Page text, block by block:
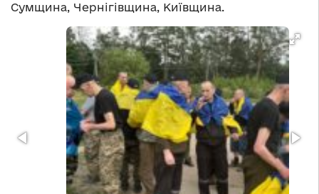
Сумщина, Чернігівщина, Київщина.